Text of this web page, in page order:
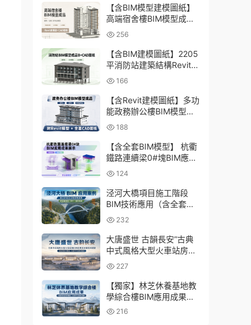
【含BIM模型建模圖紙】
高端宿舍樓BIM模型成
品，包含建築+結構兩大
專業Revit模型及全套建模
CAD圖紙
256
【含BIM建模圖紙】2205
平消防站建築結構Revit模
型成品，包含全套BIM建
模CAD圖紙下載
166
【含Revit建模圖紙】多功
能政務辦公樓BIM模型成
品，包含建築+結構+機電
三大專業Revit模型及配套
建模CAD圖紙
188
【含全套BIM模型】 杭衢
鐵路連續梁0#塊BIM應用
成果｜鋼筋與預應力深化
施工實戰資料
124
泾河大橋項目施工階段
BIM技術應用（含全套
BIM模型、彙報PPT及演
示視頻）
232
大唐盛世 古韻長安”古典
中式風格大型火車站房
BIM應用及關鍵技術研發
（含全套BIM模型、彙報
PPT及演示視頻）
227
【獨家】林芝休養基地教
學綜合樓BIM應用成果
（全套資料含BIM模型、
216